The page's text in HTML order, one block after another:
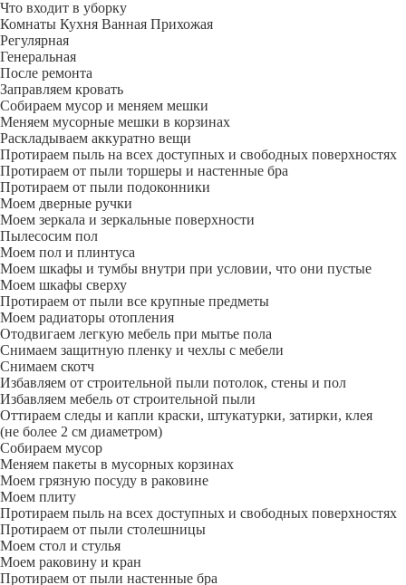
Что входит в уборку
Регу­лярная
Гене­ральная
После ремонта
Заправляем кровать
Собираем мусор и меняем мешки
Меняем мусорные мешки в корзинах
Раскладываем аккуратно вещи
Протираем пыль на всех доступных и свободных поверхностях
Протираем от пыли торшеры и настенные бра
Протираем от пыли подоконники
Моем дверные ручки
Моем зеркала и зеркальные поверхности
Пылесосим пол
Моем пол и плинтуса
Моем шкафы и тумбы внутри при условии, что они пустые
Моем шкафы сверху
Протираем от пыли все крупные предметы
Моем радиаторы отопления
Отодвигаем легкую мебель при мытье пола
Снимаем защитную пленку и чехлы с мебели
Снимаем скотч
Избавляем от строительной пыли потолок, стены и пол
Избавляем мебель от строительной пыли
Оттираем следы и капли краски, штукатурки, затирки, клея
(не более 2 см диаметром)
Собираем мусор
Меняем пакеты в мусорных корзинах
Моем грязную посуду в раковине
Моем плиту
Протираем пыль на всех доступных и свободных поверхностях
Протираем от пыли столешницы
Моем стол и стулья
Моем раковину и кран
Протираем от пыли настенные бра